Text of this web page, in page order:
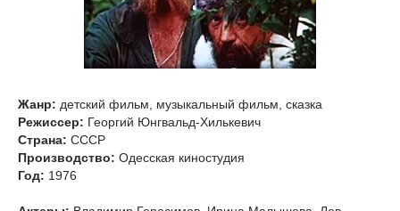
Жанр: детский фильм, музыкальный фильм, сказка
Режиссер: Георгий Юнгвальд-Хилькевич
Страна: СССР
Производство: Одесская киностудия
Год: 1976